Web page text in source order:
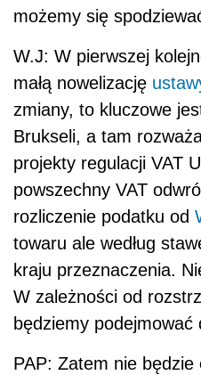
możemy się
W.J: W pierwszej
małą nowelizację
zmiany, to kluczowe
Brukseli, a tam
projekty regulacji VAT
powszechny VAT
rozliczenie podatku od
towaru ale według
kraju przeznaczenia.
W zależności od
będziemy podejmować
PAP: Zatem nie